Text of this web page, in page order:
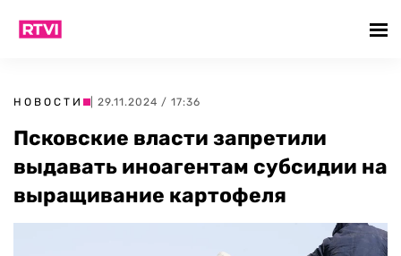
НОВОСТИ | 29.11.2024 / 17:36
Псковские власти запретили
выдавать иноагентам субсидии на
выращивание картофеля